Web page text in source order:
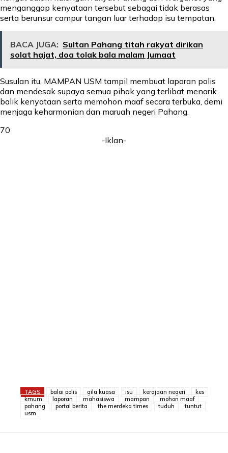
menganggap kenyataan tersebut sebagai tidak berasas
serta berunsur campur tangan luar terhadap isu tempatan.
BACA JUGA: Sultan Pahang titah rakyat dirikan
solat hajat, doa tolak bala malam Jumaat
Susulan itu, MAMPAN USM tampil membuat laporan polis
dan mendesak supaya semua pihak yang terlibat menarik
balik kenyataan serta memohon maaf secara terbuka, demi
menjaga keharmonian dan maruah negeri Pahang.
70
-Iklan-
TAGS balai polis gila kuasa isu kerajaan negeri
kes
kmum
laporan mahasiswa mampan
mohon maaf
pahang
portal berita the merdeka times tuduh
tuntut
usm